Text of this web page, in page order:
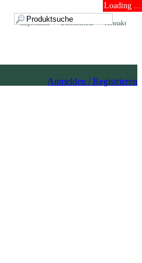
Loading ...
Kontakt
Datenschutz
Impressum
Anmelden / Registrieren